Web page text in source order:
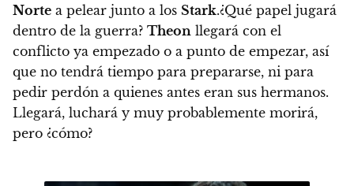
Norte a pelear junto a los Stark.¿Qué papel jugará
dentro de la guerra? Theon llegará con el
conflicto ya empezado o a punto de empezar, así
que no tendrá tiempo para prepararse, ni para
pedir perdón a quienes antes eran sus hermanos.
Llegará, luchará y muy probablemente morirá,
pero ¿cómo?